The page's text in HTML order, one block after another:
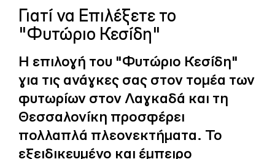
Γιατί να Επιλέξετε το
"Φυτώριο Κεσίδη"
Η επιλογή του "Φυτώριο Κεσίδη"
για τις ανάγκες σας στον τομέα των
φυτωρίων στον Λαγκαδά και τη
Θεσσαλονίκη προσφέρει
πολλαπλά πλεονεκτήματα. Το
εξειδικευμένο και έμπειρο